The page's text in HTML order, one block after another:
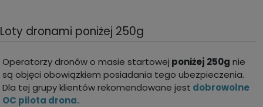
Loty dronami poniżej 250g
Operatorzy dronów o masie startowej poniżej 250g nie
są objęci obowiązkiem posiadania tego ubezpieczenia.
Dla tej grupy klientów rekomendowane jest dobrowolne
OC pilota drona.